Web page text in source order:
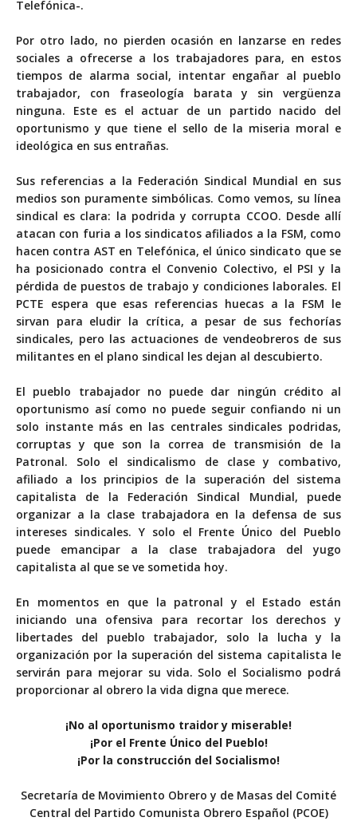
Telefónica-.
Por otro lado, no pierden ocasión en lanzarse en redes
sociales a ofrecerse a los trabajadores para, en estos
tiempos de alarma social, intentar engañar al pueblo
trabajador, con fraseología barata y sin vergüenza
ninguna. Este es el actuar de un partido nacido del
oportunismo y que tiene el sello de la miseria moral e
ideológica en sus entrañas.
Sus referencias a la Federación Sindical Mundial en sus
medios son puramente simbólicas. Como vemos, su línea
sindical es clara: la podrida y corrupta CCOO. Desde allí
atacan con furia a los sindicatos afiliados a la FSM, como
hacen contra AST en Telefónica, el único sindicato que se
ha posicionado contra el Convenio Colectivo, el PSI y la
pérdida de puestos de trabajo y condiciones laborales. El
PCTE espera que esas referencias huecas a la FSM le
sirvan para eludir la crítica, a pesar de sus fechorías
sindicales, pero las actuaciones de vendeobreros de sus
militantes en el plano sindical les dejan al descubierto.
El pueblo trabajador no puede dar ningún crédito al
oportunismo así como no puede seguir confiando ni un
solo instante más en las centrales sindicales podridas,
corruptas y que son la correa de transmisión de la
Patronal. Solo el sindicalismo de clase y combativo,
afiliado a los principios de la superación del sistema
capitalista de la Federación Sindical Mundial, puede
organizar a la clase trabajadora en la defensa de sus
intereses sindicales. Y solo el Frente Único del Pueblo
puede emancipar a la clase trabajadora del yugo
capitalista al que se ve sometida hoy.
En momentos en que la patronal y el Estado están
iniciando una ofensiva para recortar los derechos y
libertades del pueblo trabajador, solo la lucha y la
organización por la superación del sistema capitalista le
servirán para mejorar su vida. Solo el Socialismo podrá
proporcionar al obrero la vida digna que merece.
¡No al oportunismo traidor y miserable!
¡Por el Frente Único del Pueblo!
¡Por la construcción del Socialismo!
Secretaría de Movimiento Obrero y de Masas del Comité
Central del Partido Comunista Obrero Español (PCOE)